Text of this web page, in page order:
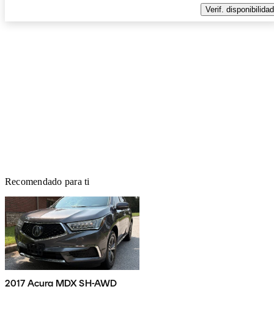
Verif. disponibilidad
Recomendado para ti
2017 Acura MDX SH-AWD